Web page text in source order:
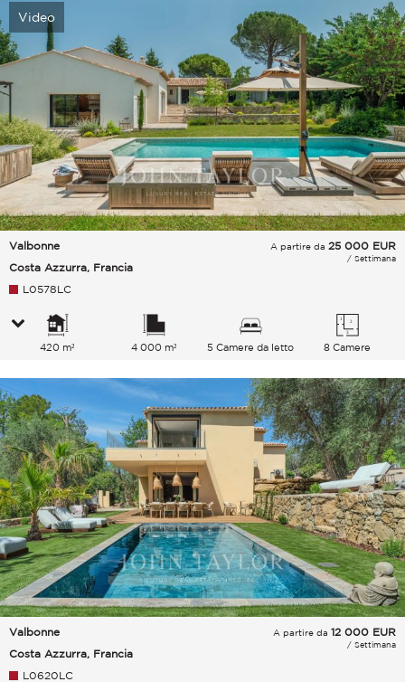
Video
Valbonne
Costa Azzurra, Francia
A partire da 25 000 EUR
/ Settimana
L0578LC
420 m² 4 000 m² 5 Camere da letto 8 Camere
Valbonne
Costa Azzurra, Francia
A partire da 12 000 EUR
/ Settimana
L0620LC